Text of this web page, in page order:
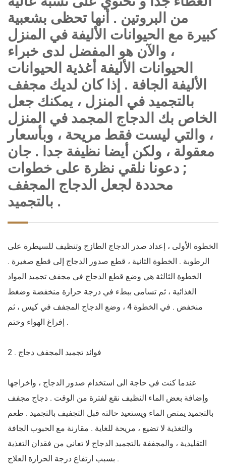
من البروتين . أنها تحظى بشعبية
كبيرة مع الحيوانات الأليفة في المنزل
، والآن هو المفضل لدى خبراء
الحيوانات الأليفة أغذية الحيوانات
الأليفة الجافة . إذا كان لديك مجفف
بالتجميد في المنزل ، يمكنك جعل
الخاص بك الدجاج المجمد في المنزل
، والتي ليست فقط مريحة ، وبأسعار
معقولة ، ولكن أيضا نظيفة جدا . جان
; دعونا نلقي نظرة على خطوات
محددة لجعل الدجاج المجفف
بالتجميد .
الخطوة الأولى ، إعداد صدر الدجاج الطازج وتنظيف للسيطرة على
الرطوبة . الخطوة الثانية ، قطع صدور الدجاج إلى قطع صغيرة .
الخطوة الثالثة هي وضع قطع الدجاج في مجفف تجميد المواد
الغذائية ، ثم تسامى ببطء في درجة حرارة منخفضة وضغط
منخفض . في الخطوة 4 ، وضع الدجاج المجفف في كيس ، ثم
إفراغ الهواء وختم .
2 . فوائد تجميد المجفف دجاج
عندما كنت في حاجة الى استخدام صدور الدجاج ، واخراجها
وإضافة بعض الماء النظيف نقع لفترة من الوقت . دجاج مجفف
بالتجميد يمتص الماء ويستعيد حالته قبل التجفيف بالتجميد . طعم
والتغذية لا تضيع ، مريحة للغاية . مقارنة مع الحبوب الجافة
التقليدية ، والمجففة بالتجميد الدجاج لا تعاني من فقدان التغذية
بسبب ارتفاع درجة الحرارة العلاج .